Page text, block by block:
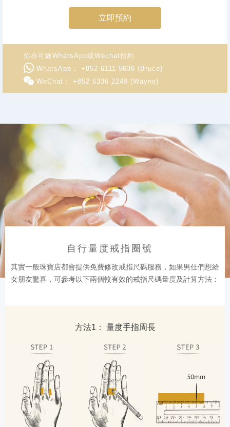
立即預約
你亦可經WhatsApp或Wechat預約
WhatsApp： +852 6111 5636 (Bruce)
WeChat： +852 6336 2249 (Wayne)
自行量度戒指圈號
其實一般珠寶店都會提供免費修改戒指尺碼服務，如果男仕們想給
女朋友驚喜，可參考以下兩個較有效的戒指尺碼量度及計算方法：
方法1： 量度手指周長